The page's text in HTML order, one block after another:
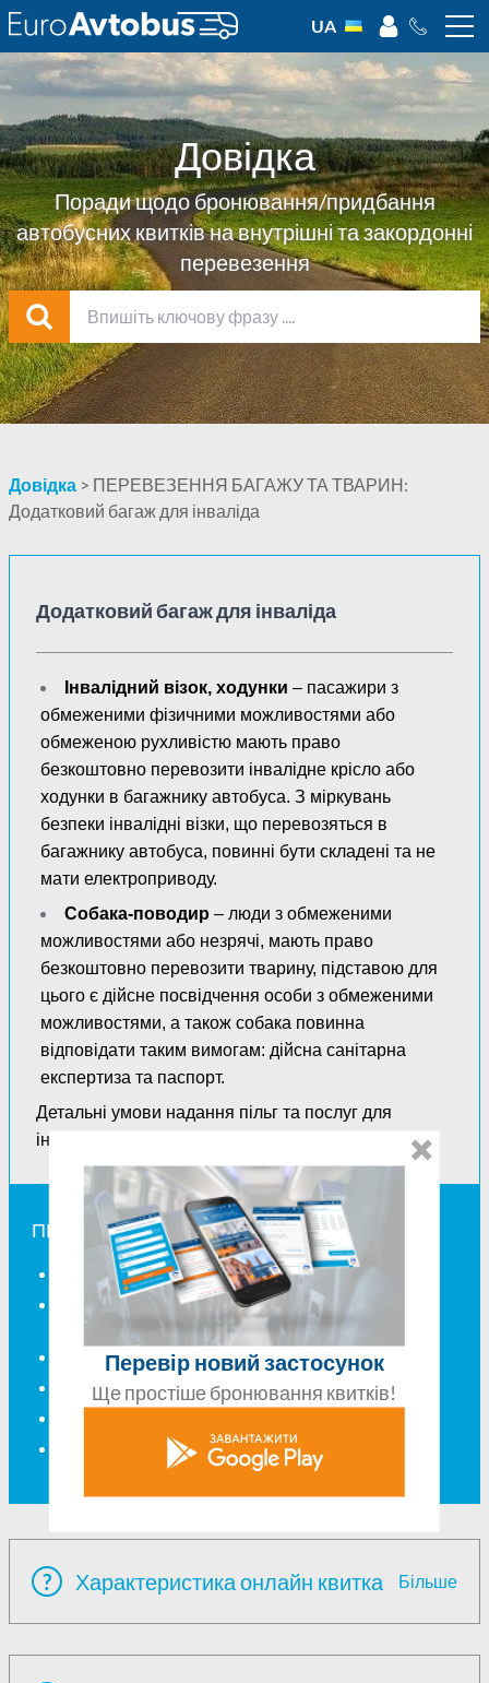
UA
Довідка
Поради щодо бронювання/придбання
автобусних квитків на внутрішні та закордонні
перевезення
Довідка > ПЕРЕВЕЗЕННЯ БАГАЖУ ТА ТВАРИН:
Додатковий багаж для інваліда
Додатковий багаж для інваліда
Інвалідний візок, ходунки – пасажири з
обмеженими фізичними можливостями або
обмеженою рухливістю мають право
безкоштовно перевозити інвалідне крісло або
ходунки в багажнику автобуса. З міркувань
безпеки інвалідні візки, що перевозяться в
багажнику автобуса, повинні бути складені та не
мати електроприводу.
Собака-поводир – люди з обмеженими
можливостями або незрячі, мають право
безкоштовно перевозити тварину, підставою для
цього є дійсне посвідчення особи з обмеженими
можливостями, а також собака повинна
відповідати таким вимогам: дійсна санітарна
експертиза та паспорт.
Детальні умови надання пільг та послуг для
інвалідів визначає конкретний перевізник.
ПЕРЕВЕЗЕННЯ БАГАЖУ ТА ТВАРИН
Скільки багажу можна взяти?
Чи можна перевозити велосипед
автобусом?
Які умови перевезення багажу для дітей?
Додатковий багаж для інваліда
Що робити, якщо ваш багаж загублений
або пошкоджений?
? Характеристика онлайн квитка Більше
Перевір новий застосунок
Ще простіше бронювання квитків!